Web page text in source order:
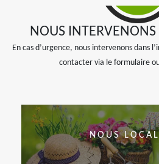
NOUS
En cas d’urgence, nous intervenons dans
contacter via le formulaire
NOUS